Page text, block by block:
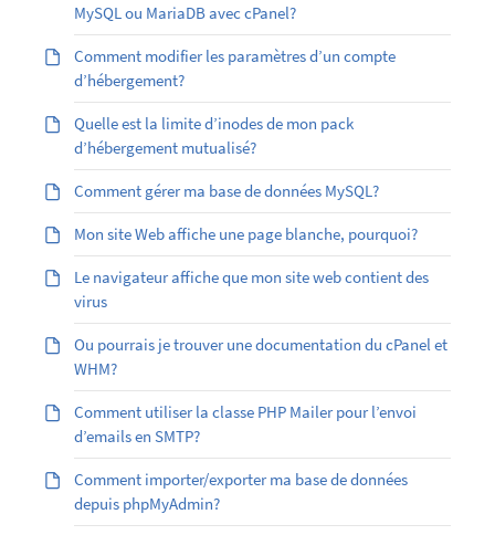
MySQL ou MariaDB avec cPanel?
Comment modifier les paramètres d’un compte
d’hébergement?
Quelle est la limite d’inodes de mon pack
d’hébergement mutualisé?
Comment gérer ma base de données MySQL?
Mon site Web affiche une page blanche, pourquoi?
Le navigateur affiche que mon site web contient des
virus
Ou pourrais je trouver une documentation du cPanel et
WHM?
Comment utiliser la classe PHP Mailer pour l’envoi
d’emails en SMTP?
Comment importer/exporter ma base de données
depuis phpMyAdmin?